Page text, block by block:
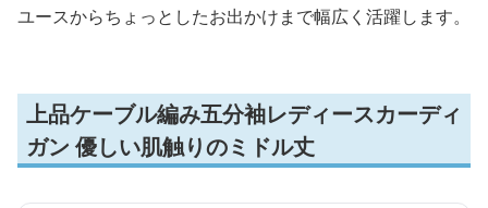
ユースからちょっとしたお出かけまで幅広く活躍します。
上品ケーブル編み五分袖レディースカーディ
ガン 優しい肌触りのミドル丈